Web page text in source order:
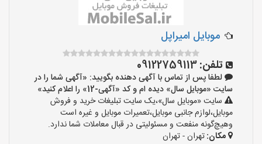
موبایل امیراپل
تلفن:09122759113
لطفا پس از تماس با آگهی دهنده بگویید: «آگهی شما را در
سایت «موبایل سال» دیده ام و کد «آگهی-12» را اعلام کنید»
سایت «موبایل سال»،یک سایت تبلیغات خرید و فروش
موبایل،لوازم جانبی موبایل،تعمیرات موبایل و غیره است
وهیچ‌گونه منفعت و مسئولیتی در قبال معاملات شما ندارد.
مکان:تهران - تهران